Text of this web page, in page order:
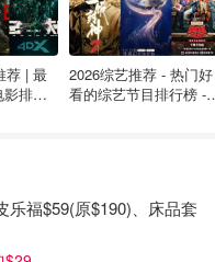
说，政府的繁文缛节不
宪章的挑战能够成功，
现自己处于同样的困境
荐 | 最
排行
2026综艺推荐 - 热门好
看的综艺节目排行榜 -
乐福$59(原$190)、床品套